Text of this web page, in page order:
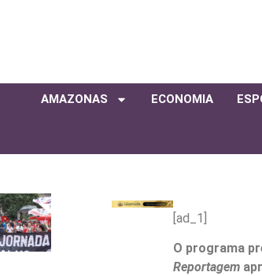
AMAZONAS ECONOMIA
[ad_1]
O programa
Reportagem